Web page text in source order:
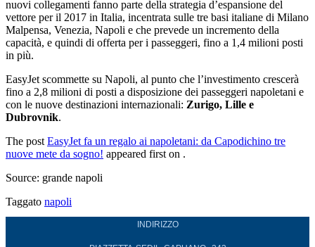
nuovi collegamenti fanno parte della strategia d’espansione del
vettore per il 2017 in Italia, incentrata sulle tre basi italiane di Milano
Malpensa, Venezia, Napoli e che prevede un incremento della
capacità, e quindi di offerta per i passeggeri, fino a 1,4 milioni posti
in più.
EasyJet scommette su Napoli, al punto che l’investimento crescerà
fino a 2,8 milioni di posti a disposizione dei passeggeri napoletani e
con le nuove destinazioni internazionali: Zurigo, Lille e
Dubrovnik.
The post EasyJet fa un regalo ai napoletani: da Capodichino tre
nuove mete da sogno! appeared first on .
Source: grande napoli
Taggato napoli
INDIRIZZO